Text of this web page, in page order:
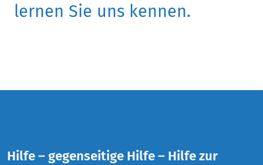
lernen Sie uns kennen.
Hilfe – gegenseitige Hilfe – Hilfe zur